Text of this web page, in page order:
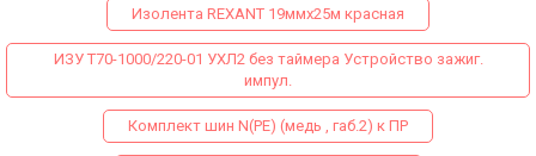
Изолента REXANT 19ммх25м красная
ИЗУ Т70-1000/220-01 УХЛ2 без таймера Устройство зажиг.
импул.
Комплект шин N(PE) (медь , габ.2) к ПР